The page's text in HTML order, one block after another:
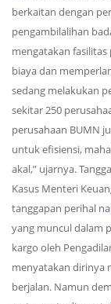
berkaitan dengan
pengambilalihan
mengatakan
biaya dan
sedang melakukan
sekitar 250
perusahaan BUMN
untuk efisiensi,
akal,” ujarnya.
Kasus Menteri
tanggapan perihal
yang muncul dalam
kargo oleh
menyatakan dirinya
berjalan. Namun